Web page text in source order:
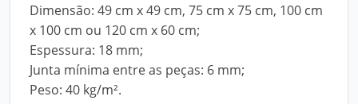
Dimensão: 49 cm x 49 cm, 75 cm x 75 cm, 100 cm
x 100 cm ou 120 cm x 60 cm;
Espessura: 18 mm;
Junta mínima entre as peças: 6 mm;
Peso: 40 kg/m².